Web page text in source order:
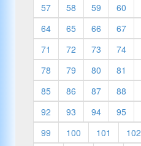
57
58 59 60
64
65 66 67
71
72 73 74
78
79 80 81
85
86 87 88
92
93 94 95
99
100 101 102